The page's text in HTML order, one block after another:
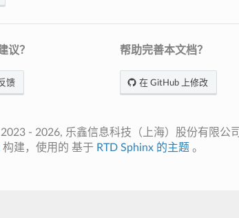
议？
馈
帮助完善本文档？
在 GitHub 上修改
- 2026, 乐鑫信息科技（上海）股份有限公司
构建，使用的 基于 RTD Sphinx 的主题 。